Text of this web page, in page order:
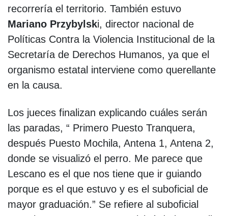
recorrería el territorio. También estuvo
Mariano Przybylski, director nacional de
Políticas Contra la Violencia Institucional de la
Secretaría de Derechos Humanos, ya que el
organismo estatal interviene como querellante
en la causa.
Los jueces finalizan explicando cuáles serán
las paradas, “ Primero Puesto Tranquera,
después Puesto Mochila, Antena 1, Antena 2,
donde se visualizó el perro. Me parece que
Lescano es el que nos tiene que ir guiando
porque es el que estuvo y es el suboficial de
mayor graduación.” Se refiere al suboficial